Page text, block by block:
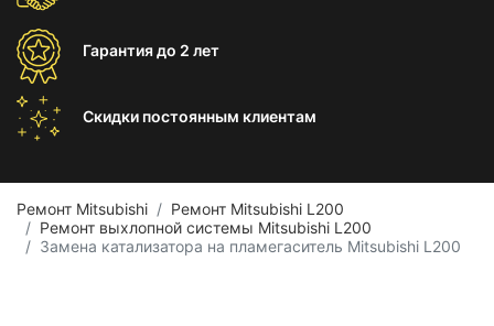
Гарантиядо 2 лет
Скидки постоянным клиентам
Ремонт Mitsubishi
Ремонт Mitsubishi L200
Ремонт выхлопной системы Mitsubishi L200
Замена катализатора на пламегаситель Mitsubishi L200